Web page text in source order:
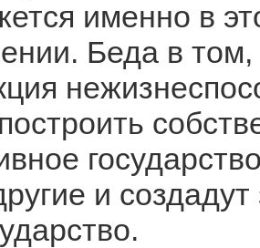
именно в
Беда в том,
и создадут